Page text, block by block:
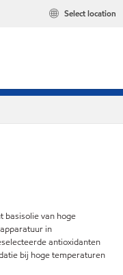
Select location
basisolie van hoge
in
antioxidanten
bij hoge temperaturen